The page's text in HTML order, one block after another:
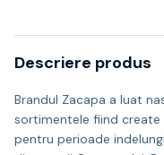
Descriere produs
Brandul Zacapa a luat
sortimentele fiind
pentru perioade